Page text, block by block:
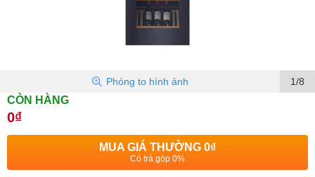
1/8
Phóng to hình ảnh
CÒN HÀNG
0₫
MUA GIÁ THƯỜNG 0₫
Có trả góp 0%